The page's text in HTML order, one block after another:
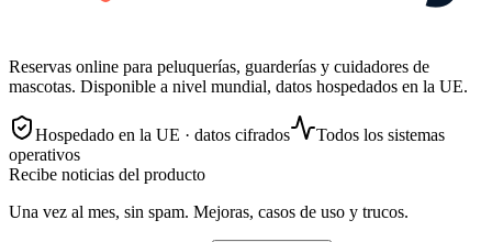
Reservas online para peluquerías, guarderías y cuidadores de
mascotas. Disponible a nivel mundial, datos hospedados en la UE.
Hospedado en la UE · datos cifrados
Todos los sistemas
operativos
Recibe noticias del producto
Una vez al mes, sin spam. Mejoras, casos de uso y trucos.